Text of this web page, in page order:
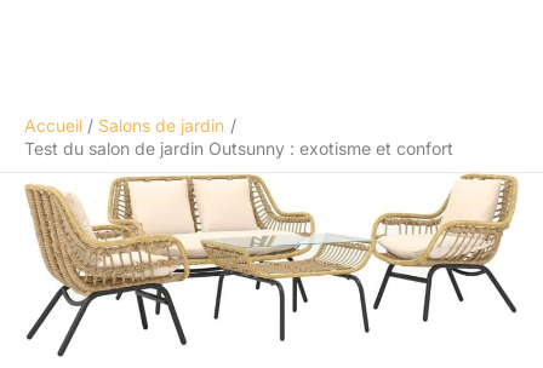
Accueil
Salons de jardin
Test du salon de jardin Outsunny : exotisme et confort